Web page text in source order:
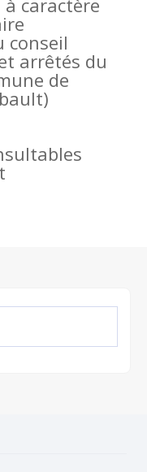
caractère
conseil
arrêtés du
de